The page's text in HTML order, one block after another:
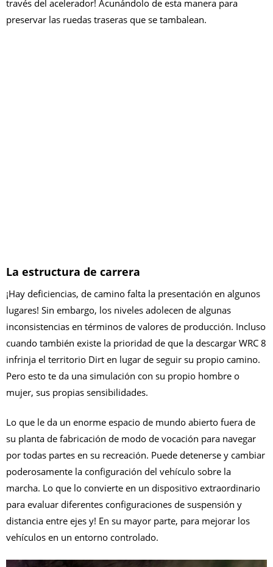
través del acelerador! Acunándolo de esta manera para
preservar las ruedas traseras que se tambalean.
La estructura de carrera
¡Hay deficiencias, de camino falta la presentación en algunos
lugares! Sin embargo, los niveles adolecen de algunas
inconsistencias en términos de valores de producción. Incluso
cuando también existe la prioridad de que la descargar WRC 8
infrinja el territorio Dirt en lugar de seguir su propio camino.
Pero esto te da una simulación con su propio hombre o
mujer, sus propias sensibilidades.
Lo que le da un enorme espacio de mundo abierto fuera de
su planta de fabricación de modo de vocación para navegar
por todas partes en su recreación. Puede detenerse y cambiar
poderosamente la configuración del vehículo sobre la
marcha. Lo que lo convierte en un dispositivo extraordinario
para evaluar diferentes configuraciones de suspensión y
distancia entre ejes y! En su mayor parte, para mejorar los
vehículos en un entorno controlado.